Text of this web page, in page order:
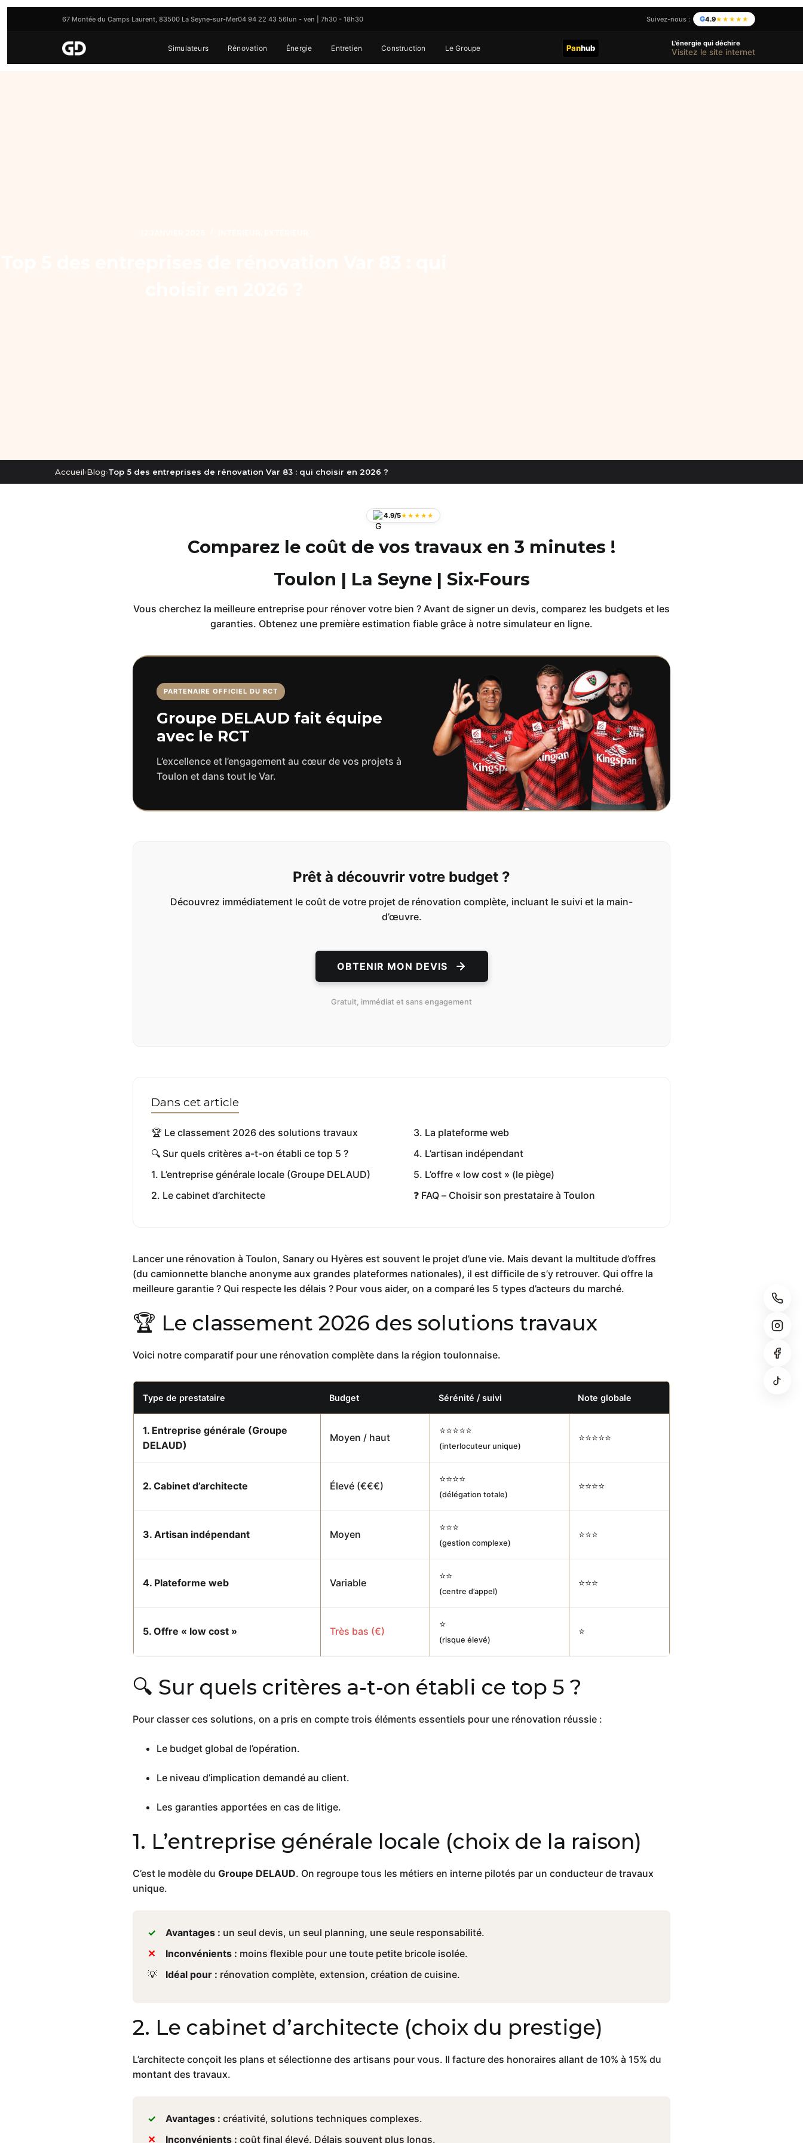
67 Montée du Camps Laurent, 83500 La Seyne-sur-Mer04 94 22 43 56lun - ven | 7h30 - 18h30 Suivez-nous : G4.9★★★★★
Simulateurs Rénovation Énergie Entretien Construction Le Groupe Panhub L'énergie qui déchire
Visitez le site internet
Accueil›Blog›Top 5 des entreprises de rénovation Var 83 : qui choisir en 2026 ?
4.9/5★★★★★
Comparez le coût de vos travaux en 3 minutes !
Toulon | La Seyne | Six-Fours
Vous cherchez la meilleure entreprise pour rénover votre bien ? Avant de signer un devis, comparez les budgets et les
garanties. Obtenez une première estimation fiable grâce à notre simulateur en ligne.
PARTENAIRE OFFICIEL DU RCT
Groupe DELAUD fait équipe
avec le RCT
L’excellence et l’engagement au cœur de vos projets à
Toulon et dans tout le Var.
Prêt à découvrir votre budget ?
Découvrez immédiatement le coût de votre projet de rénovation complète, incluant le suivi et la main-
d’œuvre.
OBTENIR MON DEVIS
Gratuit, immédiat et sans engagement
Dans cet article
🏆 Le classement 2026 des solutions travaux
🔍 Sur quels critères a-t-on établi ce top 5 ?
1. L’entreprise générale locale (Groupe DELAUD)
2. Le cabinet d’architecte
3. La plateforme web
4. L’artisan indépendant
5. L’offre « low cost » (le piège)
❓ FAQ – Choisir son prestataire à Toulon
Lancer une rénovation à Toulon, Sanary ou Hyères est souvent le projet d’une vie. Mais devant la multitude d’offres
(du camionnette blanche anonyme aux grandes plateformes nationales), il est difficile de s’y retrouver. Qui offre la
meilleure garantie ? Qui respecte les délais ? Pour vous aider, on a comparé les 5 types d’acteurs du marché.
🏆 Le classement 2026 des solutions travaux
Voici notre comparatif pour une rénovation complète dans la région toulonnaise.
Type de prestataire Budget Sérénité / suivi Note globale
1. Entreprise générale (Groupe
DELAUD)
Moyen / haut
⭐⭐⭐⭐⭐
(interlocuteur unique)
⭐⭐⭐⭐⭐
2. Cabinet d’architecte Élevé (€€€)
⭐⭐⭐⭐
(délégation totale)
⭐⭐⭐⭐
3. Artisan indépendant Moyen
⭐⭐⭐
(gestion complexe)
⭐⭐⭐
4. Plateforme web Variable
⭐⭐
(centre d’appel)
⭐⭐⭐
5. Offre « low cost » Très bas (€)
⭐
(risque élevé)
⭐
🔍 Sur quels critères a-t-on établi ce top 5 ?
Pour classer ces solutions, on a pris en compte trois éléments essentiels pour une rénovation réussie :
Le budget global de l’opération.
Le niveau d’implication demandé au client.
Les garanties apportées en cas de litige.
1. L’entreprise générale locale (choix de la raison)
C’est le modèle du Groupe DELAUD. On regroupe tous les métiers en interne pilotés par un conducteur de travaux
unique.
Avantages : un seul devis, un seul planning, une seule responsabilité.
Inconvénients : moins flexible pour une toute petite bricole isolée.
Idéal pour : rénovation complète, extension, création de cuisine.
2. Le cabinet d’architecte (choix du prestige)
L’architecte conçoit les plans et sélectionne des artisans pour vous. Il facture des honoraires allant de 10% à 15% du
montant des travaux.
Avantages : créativité, solutions techniques complexes.
Inconvénients : coût final élevé. Délais souvent plus longs.